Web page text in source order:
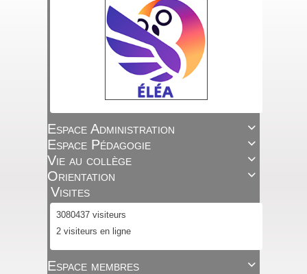

Espace Administration

Espace Pédagogie

Vie au collège

Orientation
Visites
3080437 visiteurs
2 visiteurs en ligne

Espace membres